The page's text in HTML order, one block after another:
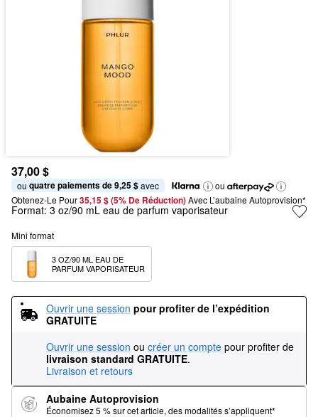
37,00 $
ou quatre paiements de 9,25 $ avec
ou
Obtenez-Le Pour35,15 $ (5% De Réduction) Avec L’aubaine Autoprovision*
Format: 3 oz/90 mL eau de parfum vaporisateur
Mini format
3 OZ/90 ML EAU DE
PARFUM VAPORISATEUR
Ouvrir une session pour profiter de l’expédition
GRATUITE
Ouvrir une session ou créer un compte pour profiter de
livraison standard GRATUITE.
Livraison et retours
Aubaine Autoprovision
Économisez 5 % sur cet article, des modalités s’appliquent*